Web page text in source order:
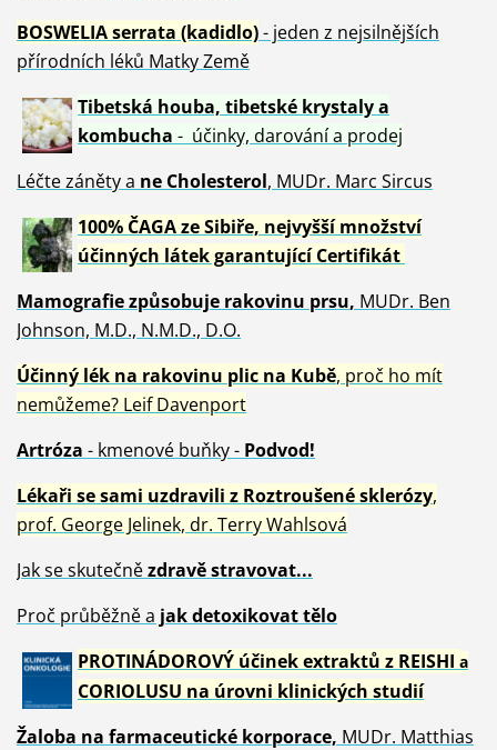
BOSWELIA serrata (kadidlo)- jeden z nejsilnějších
přírodních léků Matky Země
Tibetská houba, tibetské krystalya
kombucha - účinky, darování a prodej
Léčte záněty a ne Cholesterol, MUDr. Marc Sircus
100% ČAGA ze Sibiře, nejvyšší množství
účinných látek garantující Certifikát
Mamografie způsobuje rakovinu prsu, MUDr. Ben
Johnson, M.D., N.M.D., D.O.
Účinný lék na rakovinu plic na Kubě, proč ho mít
nemůžeme? Leif Davenport
Artróza - kmenové buňky - Podvod!
Lékaři se sami uzdravili z Roztroušené sklerózy,
prof. George Jelinek, dr. Terry Wahlsová
Jak se skutečnězdravěstravovat...
Proč průběžně a jak detoxikovat tělo
PROTINÁDOROVÝ účinek extraktů z REISHI a
CORIOLUSU na úrovni klinických studií
Žaloba na farmaceutické korporace, MUDr. Matthias